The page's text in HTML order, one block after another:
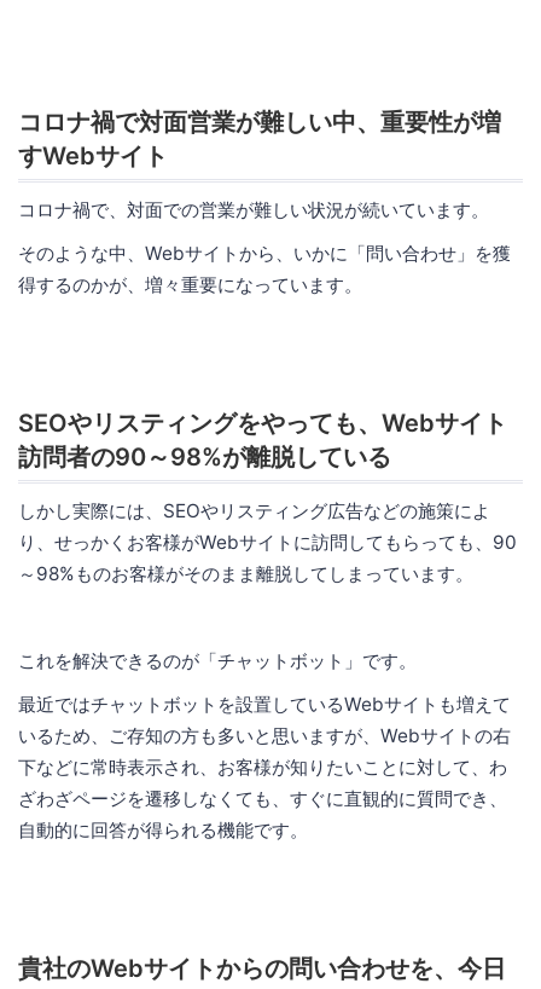
コロナ禍で対面営業が難しい中、重要性が増
すWebサイト
コロナ禍で、対面での営業が難しい状況が続いています。
そのような中、Webサイトから、いかに「問い合わせ」を獲
得するのかが、増々重要になっています。
SEOやリスティングをやっても、Webサイト
訪問者の90～98%が離脱している
しかし実際には、SEOやリスティング広告などの施策によ
り、せっかくお客様がWebサイトに訪問してもらっても、90
～98%ものお客様がそのまま離脱してしまっています。
これを解決できるのが「チャットボット」です。
最近ではチャットボットを設置しているWebサイトも増えて
いるため、ご存知の方も多いと思いますが、Webサイトの右
下などに常時表示され、お客様が知りたいことに対して、わ
ざわざページを遷移しなくても、すぐに直観的に質問でき、
自動的に回答が得られる機能です。
貴社のWebサイトからの問い合わせを、今日